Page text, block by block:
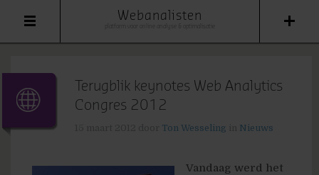
Webanalisten
Terugblik keynotes Web Analytics
Congres 2012
Ton Wesseling Nieuws
Vandaag werd het